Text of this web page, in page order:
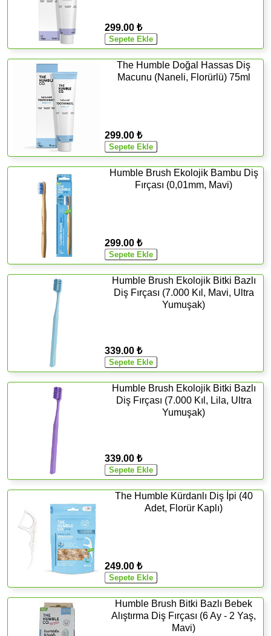
299.00 ₺
The Humble Doğal Hassas Diş
Macunu (Naneli, Florürlü) 75ml
299.00 ₺
Humble Brush Ekolojik Bambu Diş
Fırçası (0,01mm, Mavi)
299.00 ₺
Humble Brush Ekolojik Bitki Bazlı
Diş Fırçası (7.000 Kıl, Mavi, Ultra
Yumuşak)
339.00 ₺
Humble Brush Ekolojik Bitki Bazlı
Diş Fırçası (7.000 Kıl, Lila, Ultra
Yumuşak)
339.00 ₺
The Humble Kürdanlı Diş İpi (40
Adet, Florür Kaplı)
249.00 ₺
Humble Brush Bitki Bazlı Bebek
Alıştırma Diş Fırçası (6 Ay - 2 Yaş,
Mavi)